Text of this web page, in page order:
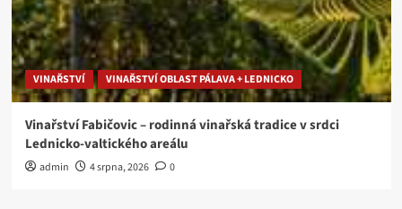
VINAŘSTVÍ VINAŘSTVÍ OBLAST PÁLAVA + LEDNICKO
Vinařství Fabičovic – rodinná vinařská tradice v srdci
Lednicko-valtického areálu
admin 4 srpna, 2026 0